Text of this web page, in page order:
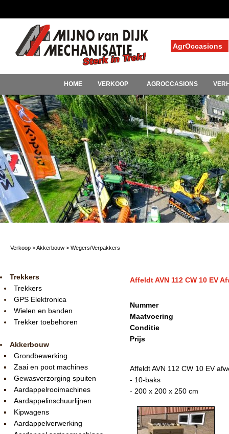
AgrOccasions
HOME VERKOOP AGROCCASIONS
Verkoop >Akkerbouw > Wegers/Verpakkers
Trekkers
Trekkers
GPS Elektronica
Wielen en banden
Trekker toebehoren
Akkerbouw
Grondbewerking
Zaai en poot machines
Gewasverzorging spuiten
Aardappelrooimachines
Aardappelinschuurlijnen
Kipwagens
Aardappelverwerking
Affeldt AVN 112 CW 10 EV
Nummer
Maatvoering
Conditie
Prijs
Affeldt AVN 112 CW 10 EV
- 10-baks
- 200 x 200 x 250 cm